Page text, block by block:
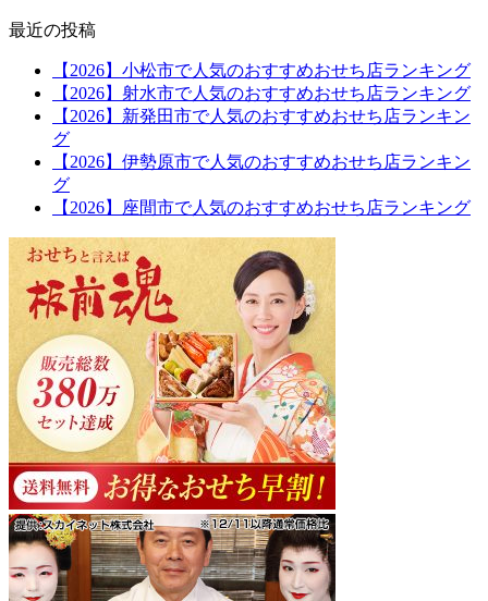
最近の投稿
【2026】小松市で人気のおすすめおせち店ランキング
【2026】射水市で人気のおすすめおせち店ランキング
【2026】新発田市で人気のおすすめおせち店ランキン
グ
【2026】伊勢原市で人気のおすすめおせち店ランキン
グ
【2026】座間市で人気のおすすめおせち店ランキング